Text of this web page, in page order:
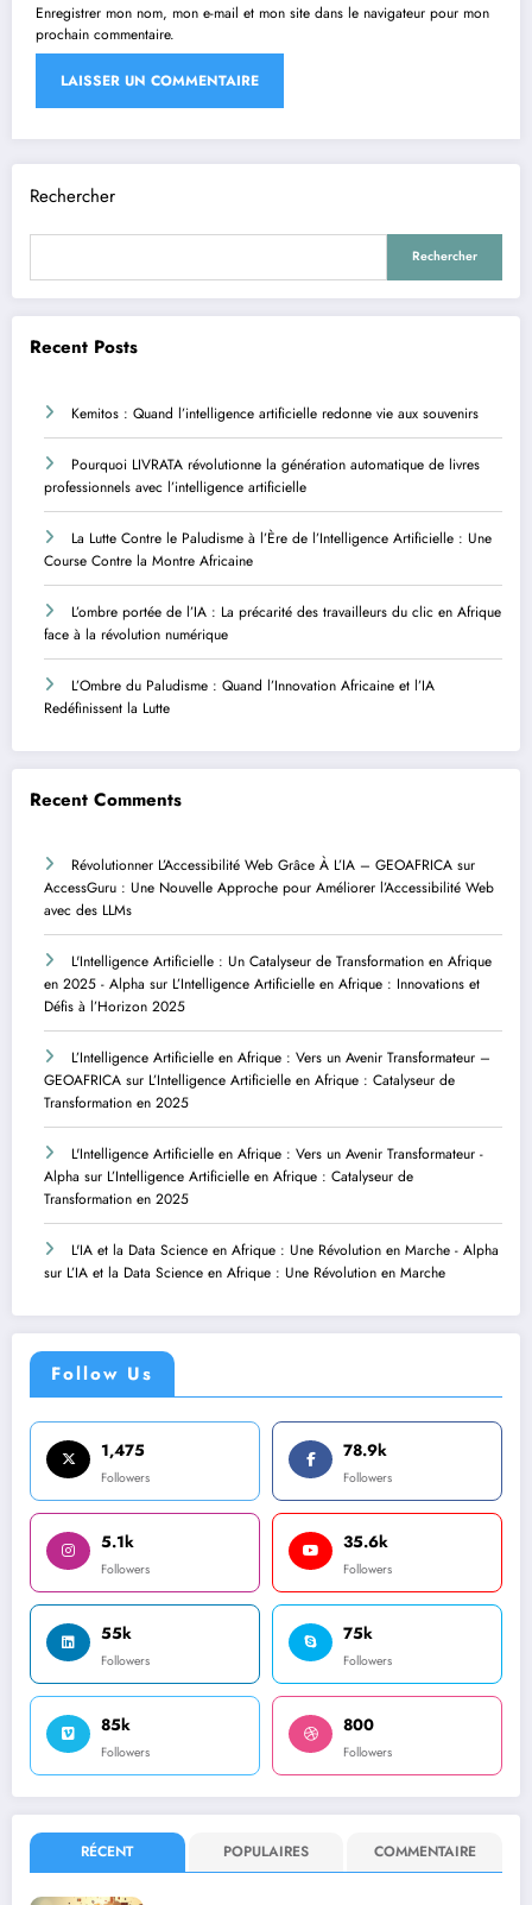
Enregistrer mon nom, mon e-mail et mon site dans le navigateur pour mon
prochain commentaire.
Rechercher
Rechercher
Recent Posts
Kemitos : Quand l’intelligence artificielle redonne vie aux souvenirs
Pourquoi LIVRATA révolutionne la génération automatique de livres
professionnels avec l’intelligence artificielle
La Lutte Contre le Paludisme à l’Ère de l’Intelligence Artificielle : Une
Course Contre la Montre Africaine
L’ombre portée de l’IA : La précarité des travailleurs du clic en Afrique
face à la révolution numérique
L’Ombre du Paludisme : Quand l’Innovation Africaine et l’IA
Redéfinissent la Lutte
Recent Comments
Révolutionner L’Accessibilité Web Grâce À L’IA – GEOAFRICA sur
AccessGuru : Une Nouvelle Approche pour Améliorer l’Accessibilité Web
avec des LLMs
L'Intelligence Artificielle : Un Catalyseur de Transformation en Afrique
en 2025 - Alpha sur L’Intelligence Artificielle en Afrique : Innovations et
Défis à l’Horizon 2025
L’Intelligence Artificielle en Afrique : Vers un Avenir Transformateur –
GEOAFRICA sur L’Intelligence Artificielle en Afrique : Catalyseur de
Transformation en 2025
L'Intelligence Artificielle en Afrique : Vers un Avenir Transformateur -
Alpha sur L’Intelligence Artificielle en Afrique : Catalyseur de
Transformation en 2025
L'IA et la Data Science en Afrique : Une Révolution en Marche - Alpha
sur L’IA et la Data Science en Afrique : Une Révolution en Marche
Follow Us
1,475
Followers
78.9k
Followers
5.1k
Followers
35.6k
Followers
55k
Followers
75k
Followers
85k
Followers
800
Followers
RÉCENT POPULAIRES COMMENTAIRE